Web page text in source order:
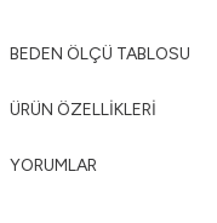
BEDEN ÖLÇÜ TABLOSU
ÜRÜN ÖZELLIKLERI
YORUMLAR